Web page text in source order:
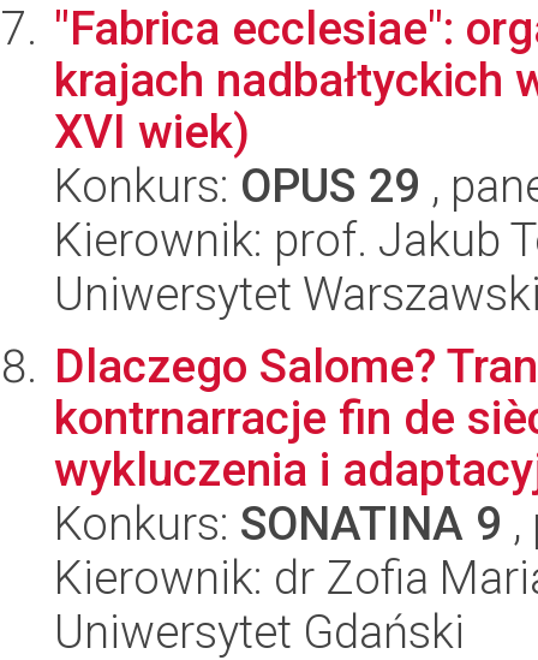
"Fabrica ecclesiae":
krajach nadbałtyckich
XVI wiek)
Konkurs: OPUS 29 ,
Kierownik: prof. Jakub
Uniwersytet
Dlaczego Salome?
kontrnarracje fin de
wykluczenia i
Konkurs: SONATINA 9
Kierownik: dr Zofia
Uniwersytet Gdański